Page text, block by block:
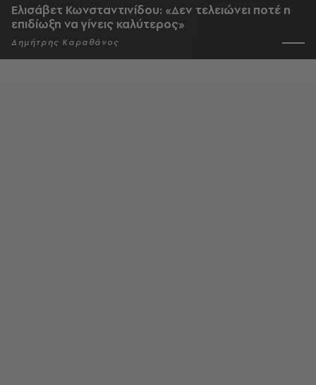
Ελισάβετ Κωνσταντινίδου: «Δεν τελειώνει ποτέ η
επιδίωξη να γίνεις καλύτερος»
Δημήτρης Καραθάνος